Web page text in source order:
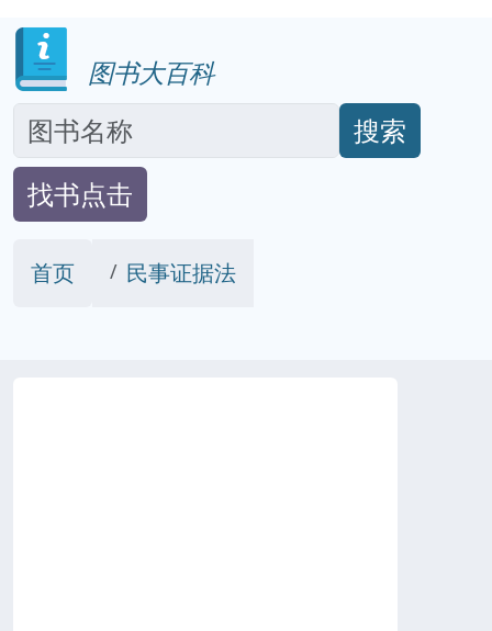
图书大百科
搜索
找书点击
首页 民事证据法